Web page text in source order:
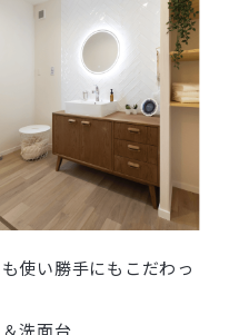
使い勝手にもこだわっ
洗面台